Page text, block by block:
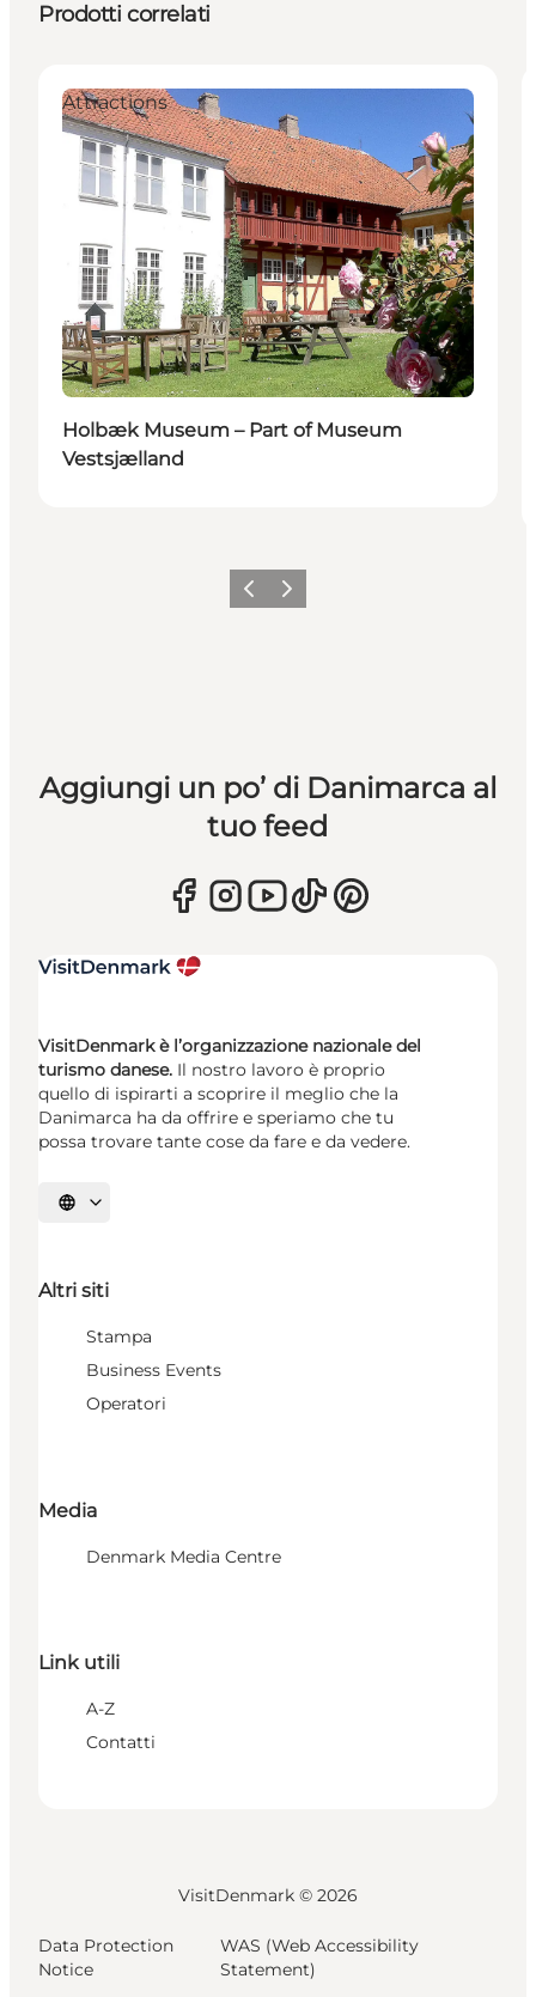
Prodotti correlati
Attractions
Holbæk Museum – Part of Museum
Vestsjælland
Precedente
Avanti
Aggiungi un po’ di Danimarca al
tuo feed
VisitDenmark è l’organizzazione nazionale del
turismo danese. Il nostro lavoro è proprio
quello di ispirarti a scoprire il meglio che la
Danimarca ha da offrire e speriamo che tu
possa trovare tante cose da fare e da vedere.
Seleziona la lingua
Altri siti
Stampa
Business Events
Operatori
Media
Denmark Media Centre
Link utili
A-Z
Contatti
VisitDenmark © 2026
Data Protection
Notice
WAS (Web Accessibility
Statement)